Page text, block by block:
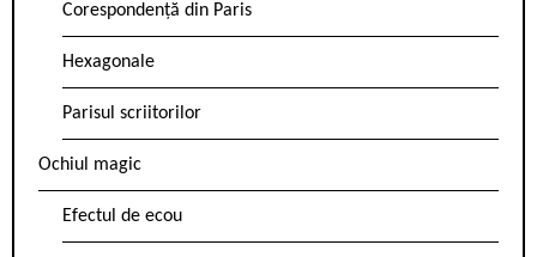
Corespondență din Paris
Hexagonale
Parisul scriitorilor
Ochiul magic
Efectul de ecou